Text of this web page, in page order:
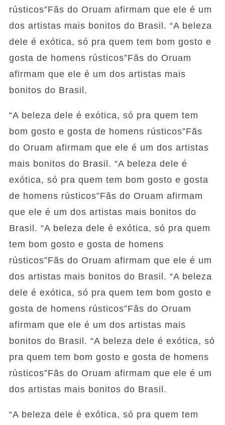
rústicos”Fãs do Oruam afirmam que ele é um
dos artistas mais bonitos do Brasil. “A beleza
dele é exótica, só pra quem tem bom gosto e
gosta de homens rústicos”Fãs do Oruam
afirmam que ele é um dos artistas mais
bonitos do Brasil.
“A beleza dele é exótica, só pra quem tem
bom gosto e gosta de homens rústicos”Fãs
do Oruam afirmam que ele é um dos artistas
mais bonitos do Brasil. “A beleza dele é
exótica, só pra quem tem bom gosto e gosta
de homens rústicos”Fãs do Oruam afirmam
que ele é um dos artistas mais bonitos do
Brasil. “A beleza dele é exótica, só pra quem
tem bom gosto e gosta de homens
rústicos”Fãs do Oruam afirmam que ele é um
dos artistas mais bonitos do Brasil. “A beleza
dele é exótica, só pra quem tem bom gosto e
gosta de homens rústicos”Fãs do Oruam
afirmam que ele é um dos artistas mais
bonitos do Brasil. “A beleza dele é exótica, só
pra quem tem bom gosto e gosta de homens
rústicos”Fãs do Oruam afirmam que ele é um
dos artistas mais bonitos do Brasil.
“A beleza dele é exótica, só pra quem tem